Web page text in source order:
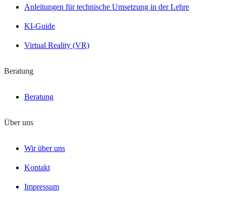
Anleitungen für technische Umsetzung in der Lehre
KI-Guide
Virtual Reality (VR)
Beratung
Beratung
Über uns
Wir über uns
Kontakt
Impressum